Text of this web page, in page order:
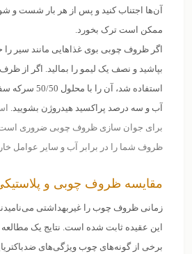
آن‌ها اجتناب کنید و پس از هر بار شست و شو
ممکن است ترک بخورد.
اگر ظروف چوبی بوی غذاهایی مانند سیر
بپاشید و نصف یک لیمو را بمالید. اگر از
استفاده شد، آن
آب و سه درصد پراکسید هیدروژن بشویید.
برای جوان سازی ظروف چوبی ضروری
ظروف شما را در برابر آب و سایر عوامل
مقایسه ظروف چوبی و
زمانی ظروف چوب را غیربهداشتی
این عقیده ثابت شده است. نتایج یک
برخی از گونه‌های چوب ویژگی‌های